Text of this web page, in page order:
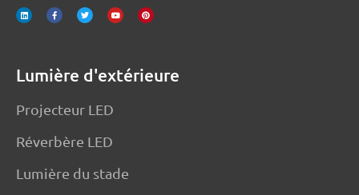
n
k
e
c
e
b
i
t
t
u
t
u
n
t
e
Lumière d'extérieure
Projecteur LED
Réverbère LED
Lumière du stade